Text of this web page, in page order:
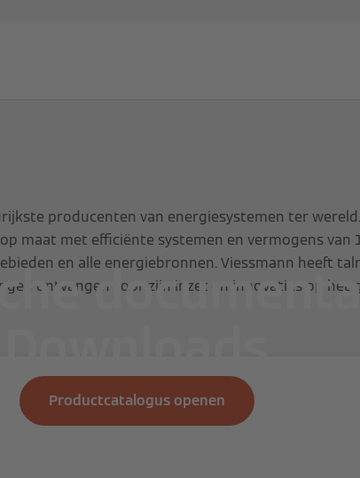
Productcatalogus openen
producenten van energiesystemen ter
maat met efficiënte systemen en vermogens van
en alle energiebronnen. Viessmann heeft
ontvangen voor zijn inzet en innovaties op het